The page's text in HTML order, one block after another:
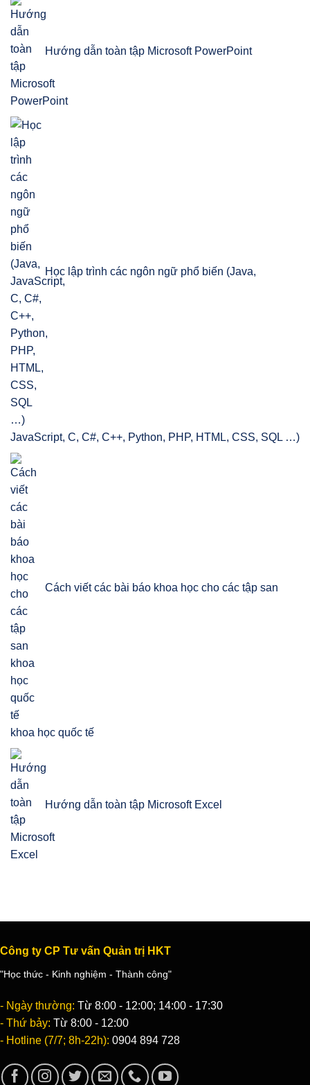
Hướng dẫn toàn tập Microsoft PowerPoint
Học lập trình các ngôn ngữ phổ biến (Java,
JavaScript, C, C#, C++, Python, PHP, HTML, CSS, SQL …)
Cách viết các bài báo khoa học cho các tập san
khoa học quốc tế
Hướng dẫn toàn tập Microsoft Excel
Công ty CP Tư vấn Quản trị HKT
"Học thức - Kinh nghiệm - Thành công"
- Ngày thường: Từ 8:00 - 12:00; 14:00 - 17:30
- Thứ bảy: Từ 8:00 - 12:00
- Hotline (7/7; 8h-22h): 0904 894 728